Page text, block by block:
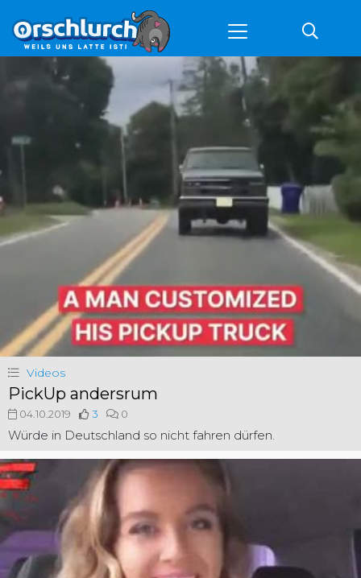
Videos
PickUp andersrum
04.10.2019 3 0
Würde in Deutschland so nicht fahren dürfen.